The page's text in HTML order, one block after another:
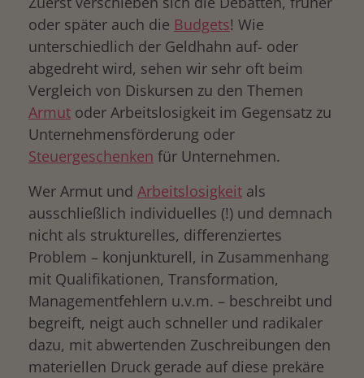
oder später auch die Budgets! Wie
unterschiedlich der Geldhahn auf- oder
abgedreht wird, sehen wir sehr oft beim
Vergleich von Diskursen zu den Themen
Armut oder Arbeitslosigkeit im Gegensatz zu
Unternehmensförderung oder
Steuergeschenken für Unternehmen.
Wer Armut und Arbeitslosigkeit als
ausschließlich individuelles (!) und demnach
nicht als strukturelles, differenziertes
Problem – konjunkturell, in Zusammenhang
mit Qualifikationen, Transformation,
Managementfehlern u.v.m. – beschreibt und
begreift, neigt auch schneller und radikaler
dazu, mit abwertenden Zuschreibungen den
materiellen Druck gerade auf diese prekäre